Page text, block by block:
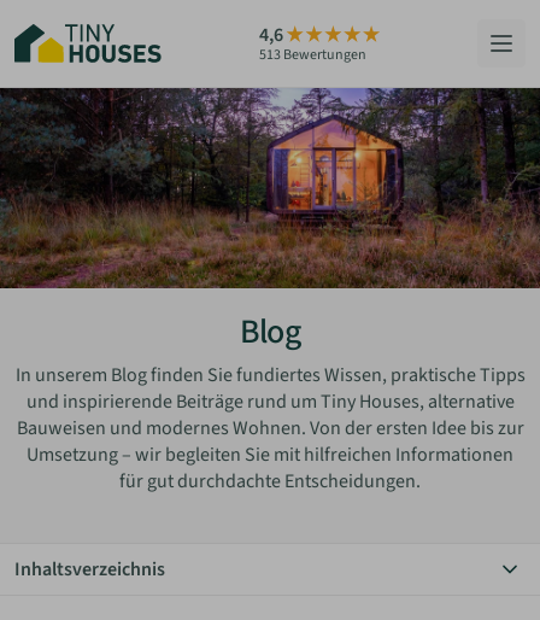
Hauptinhalt
springen
4,6
513 Bewertungen
HÄUSER
BERATUNG
GRUNDSTÜCKE
ÜBER UNS
ZUM HAUS-FINDER
Blog
In unserem Blog finden Sie fundiertes Wissen, praktische Tipps
und inspirierende Beiträge rund um Tiny Houses, alternative
Bauweisen und modernes Wohnen. Von der ersten Idee bis zur
Umsetzung – wir begleiten Sie mit hilfreichen Informationen
für gut durchdachte Entscheidungen.
Inhaltsverzeichnis